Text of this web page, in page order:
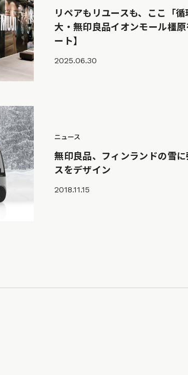
リペアもリユースも、ここ「
大・無印良品イオンモール橿
ート】
2025.06.30
ニュース
無印良品、フィンランドの雪
スをデザイン
2018.11.15